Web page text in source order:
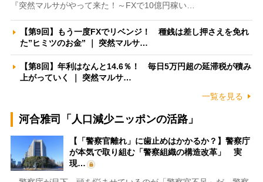
『突然マルサがやって来た！～FXで10億円稼い…
【第9回】もう一度FXでリベンジ！ 種銭は差し押さえを免れ
た”ヒミツのお金” ｜ 突然マルサ…
【第8回】年利はなんと14.6％！ 毎日5万円超の延滞税が積み
上がっていく ｜ 突然マルサ…
一覧を見る
河合雅司「人口減少ニッポンの活路」
【「警察官離れ」に歯止めはかかるか？】警察庁
が本気で取り組む「警察組織の構造改革」 実
現…